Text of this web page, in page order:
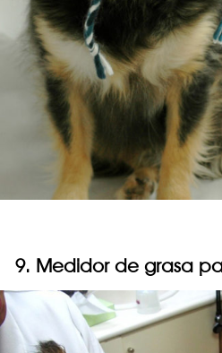
9. Medidor de grasa